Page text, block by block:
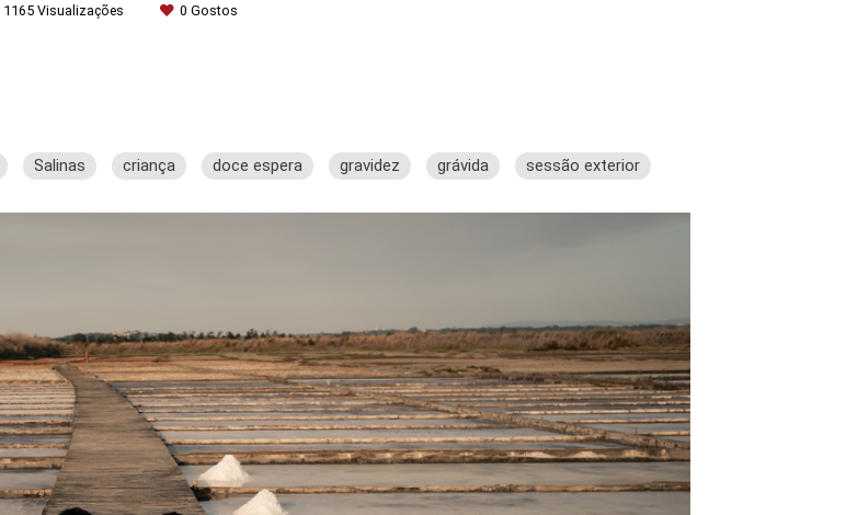
1165 Visualizações 0 Gostos
Salinas criança doce espera gravidez grávida sessão exterior